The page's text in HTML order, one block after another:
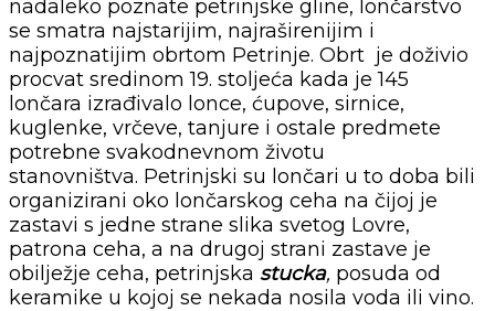
nadaleko poznate petrinjske gline, lončarstvo
se smatra najstarijim, najraširenijim i
najpoznatijim obrtom Petrinje. Obrt je doživio
procvat sredinom 19. stoljeća kada je 145
lončara izrađivalo lonce, ćupove, sirnice,
kuglenke, vrčeve, tanjure i ostale predmete
potrebne svakodnevnom životu
stanovništva. Petrinjski su lončari u to doba bili
organizirani oko lončarskog ceha na čijoj je
zastavi s jedne strane slika svetog Lovre,
patrona ceha, a na drugoj strani zastave je
obilježje ceha, petrinjska stucka, posuda od
keramike u kojoj se nekada nosila voda ili vino.